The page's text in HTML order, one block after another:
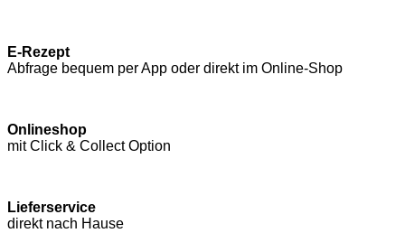
E-Rezept
Abfrage bequem per App oder direkt im Online-Shop
Onlineshop
mit Click & Collect Option
Lieferservice
direkt nach Hause